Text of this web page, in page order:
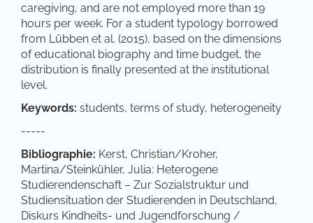
caregiving, and are not employed more than 19
hours per week. For a student typology borrowed
from Lübben et al. (2015), based on the dimensions
of educational biography and time budget, the
distribution is finally presented at the institutional
level.
Keywords: students, terms of study, heterogeneity
-----
Bibliographie: Kerst, Christian/Kroher,
Martina/Steinkühler, Julia: Heterogene
Studierendenschaft – Zur Sozialstruktur und
Studiensituation der Studierenden in Deutschland,
Diskurs Kindheits- und Jugendforschung /